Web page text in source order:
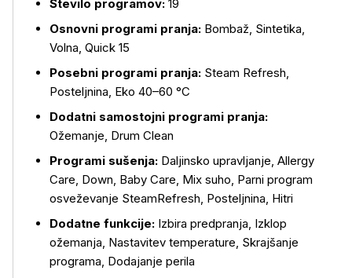
Število programov: 19
Osnovni programi pranja: Bombaž, Sintetika,
Volna, Quick 15
Posebni programi pranja: Steam Refresh,
Posteljnina, Eko 40–60 °C
Dodatni samostojni programi pranja:
Ožemanje, Drum Clean
Programi sušenja: Daljinsko upravljanje, Allergy
Care, Down, Baby Care, Mix suho, Parni program
osveževanje SteamRefresh, Posteljnina, Hitri
Dodatne funkcije: Izbira predpranja, Izklop
ožemanja, Nastavitev temperature, Skrajšanje
programa, Dodajanje perila